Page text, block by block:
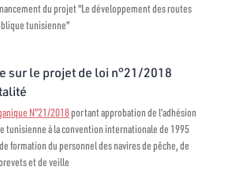
du projet "Le développement des routes
tunisienne"
sur le projet de loi n°21/2018
N°21/2018portant approbation de l’adhésion
tunisienne à la convention internationale de 1995
formation du personnel des navires de pêche, de
et de veille